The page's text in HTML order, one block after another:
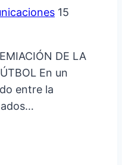
15
DE LA
En un
entre la